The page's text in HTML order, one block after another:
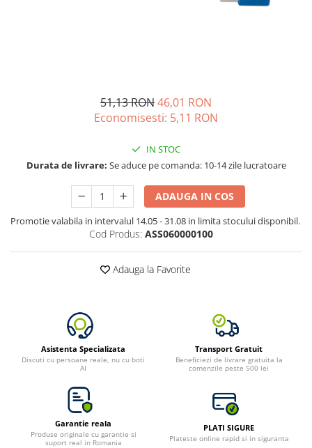
51,13 RON46,01 RON
Economisesti: 5,11 RON
IN STOC
Durata de livrare: Se aduce pe comanda: 10-14 zile lucratoare
ADAUGA IN COS
Promotie valabila in intervalul 14.05 - 31.08 in limita stocului disponibil.
Cod Produs: ASS060000100
Adauga la Favorite
Asistenta Specializata
Discuti cu persoane reale, nu cu boti
AI
Transport Gratuit
Beneficiezi de livrare gratuita la
comenzile peste 500 lei
Garantie reala
Produse originale cu garantie si
suport real in Romania
PLATI SIGURE
Plateste online rapid si in siguranta